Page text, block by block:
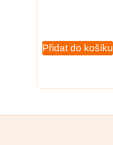
Přidat do košíku